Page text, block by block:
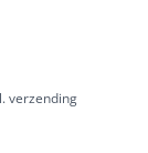
verzending